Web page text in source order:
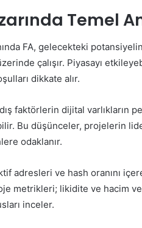
Temel
FA, gelecekteki
çalışır. Piyasayı
dikkate alır.
dış faktörlerin dijital
Bu düşünceler, projelerin
odaklanır.
adresleri ve hash oranını
metrikleri; likidite ve hacim
inceler.